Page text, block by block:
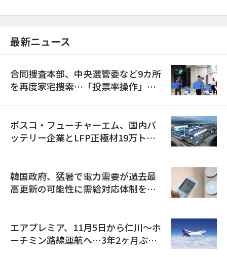
最新ニュース
合同捜査本部、中央選管委など9カ所
を再度家宅捜索…「投票率操作」の
ポスコ・フューチャーエム、国内バ
ッテリー企業とLFP正極材19万トン
韓国政府、猛暑で電力需要が過去最
高更新の可能性に需給対応体制を点
エアプレミア、11月5日から仁川〜ホ
ーチミン路線運航へ…3年2ヶ月ぶり